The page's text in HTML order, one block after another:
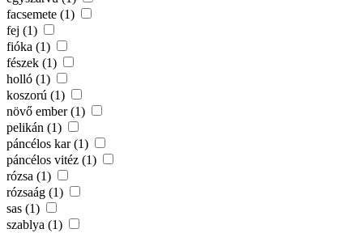
facsemete (1)
fej (1)
fióka (1)
fészek (1)
holló (1)
koszorú (1)
növő ember (1)
pelikán (1)
páncélos kar (1)
páncélos vitéz (1)
rózsa (1)
rózsaág (1)
sas (1)
szablya (1)